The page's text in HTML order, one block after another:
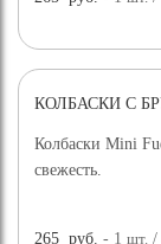
КОЛБАСКИ С
Колбаски Mini
свежесть.
265 руб. - 1шт. /